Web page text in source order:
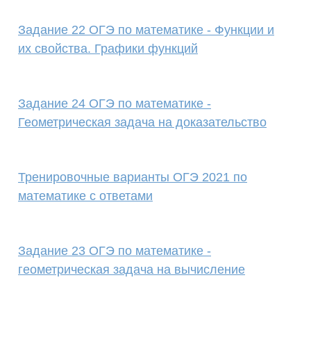
Задание 22 ОГЭ по математике - Функции и
их свойства. Графики функций
Задание 24 ОГЭ по математике -
Геометрическая задача на доказательство
Тренировочные варианты ОГЭ 2021 по
математике с ответами
Задание 23 ОГЭ по математике -
геометрическая задача на вычисление